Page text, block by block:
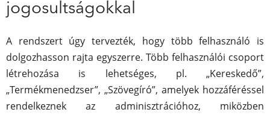
jogosultságokkal
A rendszert úgy tervezték, hogy több felhasználó is
dolgozhasson rajta egyszerre. Több felhasználói csoport
létrehozása is lehetséges, pl. „Kereskedő”,
„Termékmenedzser”, „Szövegíró”, amelyek hozzáféréssel
rendelkeznek az adminisztrációhoz, miközben